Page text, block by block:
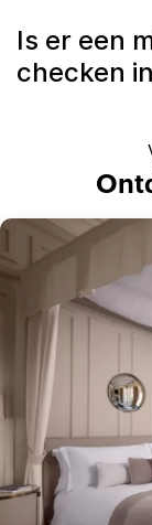
Is er een
checken